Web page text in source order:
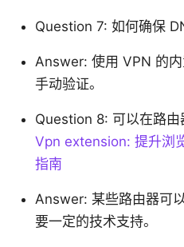
Question 7: 如何确保
Answer: 使用 VPN 的
手动验证。
Question 8: 可以在路由
Vpn extension: 提升浏
指南
Answer: 某些路由器可
要一定的技术支持。